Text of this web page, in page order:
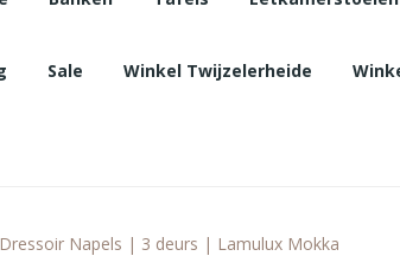
Sale Winkel Twijzelerheide
Dressoir Napels | 3 deurs | Lamulux Mokka